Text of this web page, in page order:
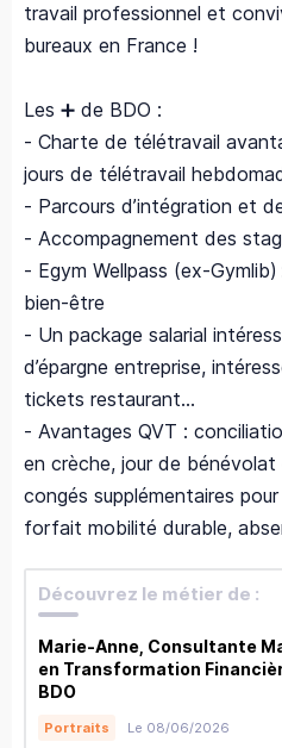
travail professionnel et
bureaux en France !
Les ➕ de BDO :
- Charte de télétravail
jours de télétravail
- Parcours d’intégration et
- Accompagnement des
- Egym Wellpass (ex-
bien-être
- Un package salarial
d’épargne entreprise,
tickets restaurant…
- Avantages QVT :
en crèche, jour de
congés supplémentaires
forfait mobilité durable,
Découvrez le métier de :
Marie-Anne, Consultante
en Transformation
BDO
Portraits Le 08/06/2026